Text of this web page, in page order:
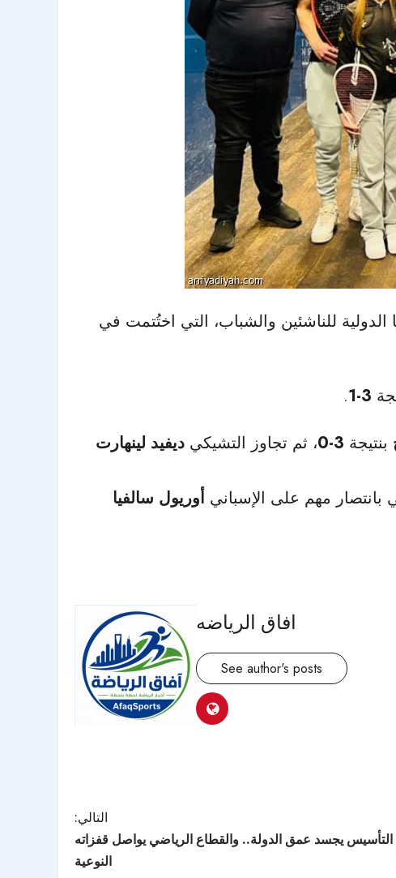
للناشئين والشباب، التي اختُتمت في
3-1
.
بنتيجة 3-0 ، ثم تجاوز التشيكي ديفيد لينهارت
مهم على الإسباني أوريول سالفيا
افاق الرياضه
See author's posts
التالي:
التأسيس يجسد عمق الدولة.. والقطاع الرياضي يواصل قفزاته
النوعية